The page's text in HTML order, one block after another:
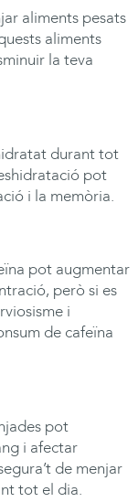
aliments pesats
aliments
la teva
durant tot
pot
i la memòria.
pot augmentar
però si es
i
de cafeïna
pot
i afectar
de menjar
tot el dia.